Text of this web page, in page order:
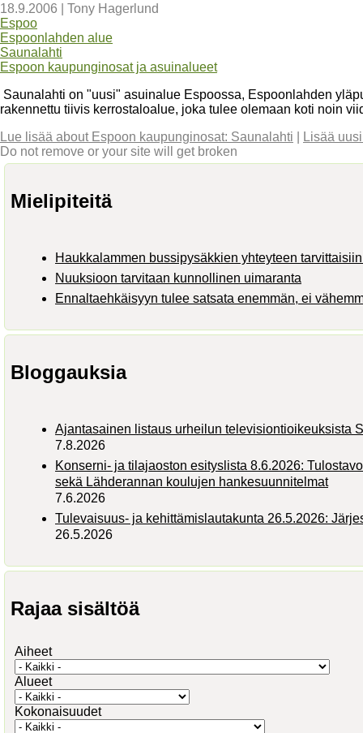
18.9.2006
Tony Hagerlund
Espoo
Espoonlahden alue
Saunalahti
Espoon kaupunginosat ja asuinalueet
Saunalahti on "uusi" asuinalue Espoossa, Espoonlahden
rakennettu tiivis kerrostaloalue, joka tulee olemaan koti noin
Lue lisää about Espoon kaupunginosat: Saunalahti
Lisää
Do not remove or your site will get broken
Mielipiteitä
Haukkalammen bussipysäkkien yhteyteen
Nuuksioon tarvitaan kunnollinen uimaranta
Ennaltaehkäisyyn tulee satsata enemmän, ei
Bloggauksia
Ajantasainen listaus urheilun televisiontioikeuksista
7.8.2026
Konserni- ja tilajaoston esityslista 8.6.2026:
sekä Lähderannan koulujen hankesuunnitelmat
7.6.2026
Tulevaisuus- ja kehittämislautakunta 26.5.2026:
26.5.2026
Rajaa sisältöä
Aiheet
Alueet
Kokonaisuudet